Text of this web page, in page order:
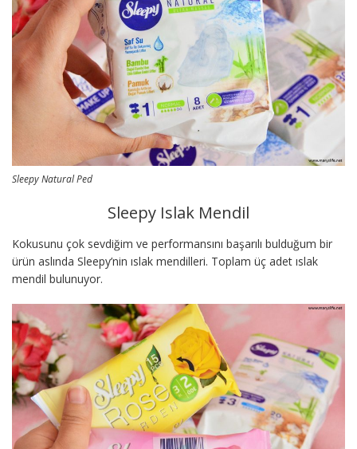
Sleepy Natural Ped
Sleepy Islak Mendil
Kokusunu çok sevdiğim ve performansını başarılı bulduğum bir
ürün aslında Sleepy’nin ıslak mendilleri. Toplam üç adet ıslak
mendil bulunuyor.